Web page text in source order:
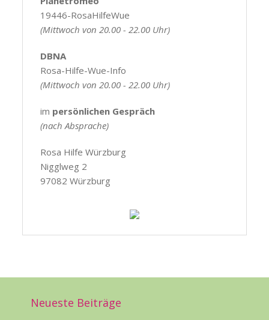
19446-RosaHilfeWue
(Mittwoch von 20.00 - 22.00 Uhr)
DBNA
Rosa-Hilfe-Wue-Info
(Mittwoch von 20.00 - 22.00 Uhr)
im persönlichen Gespräch
(nach Absprache)
Rosa Hilfe Würzburg
Nigglweg 2
97082 Würzburg
Neueste Beiträge